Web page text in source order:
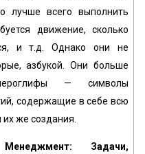
лучше всего выполнить
движение, сколько
и т.д. Однако они не
азбукой. Они больше
— символы
содержащие в себе всю
же создания.
Задачи,